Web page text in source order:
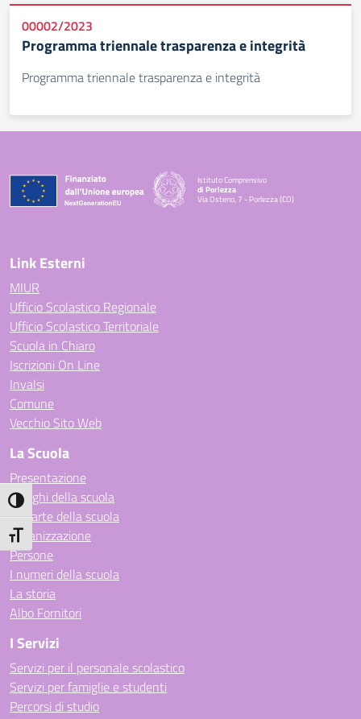
Attiva/disattiva alto contrasto
Attiva/disattiva dimensione testo
00002/2023
Programma triennale trasparenza e integrità
Programma triennale trasparenza e integrità
Istituto Comprensivo
di Porlezza
Via Osteno, 7 - Porlezza (CO)
Link Esterni
MIUR
Ufficio Scolastico Regionale
Ufficio Scolastico Territoriale
Scuola in Chiaro
Iscrizioni On Line
Invalsi
Comune
Vecchio Sito Web
La Scuola
Presentazione
I luoghi della scuola
Le carte della scuola
Organizzazione
Persone
I numeri della scuola
La storia
Albo Fornitori
I Servizi
Servizi per il personale scolastico
Servizi per famiglie e studenti
Percorsi di studio